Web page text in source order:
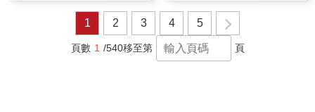
1 2 3 4 5
頁數 1 /540移至第 頁